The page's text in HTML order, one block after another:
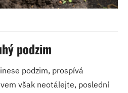
podzim
podzim, prospívá
však neotálejte, poslední